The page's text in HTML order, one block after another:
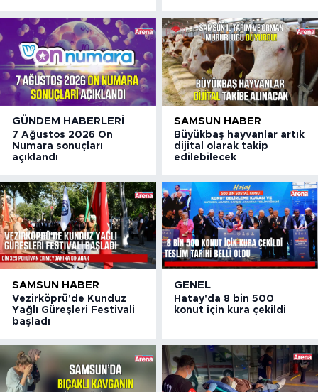
GÜNDEM HABERLERI
7 Ağustos 2026 On
Numara sonuçları
açıklandı
SAMSUN HABER
Büyükbaş hayvanlar artık
dijital olarak takip
edilebilecek
SAMSUN HABER
Vezirköprü'de Kunduz
Yağlı Güreşleri Festivali
başladı
GENEL
Hatay'da 8 bin 500
konut için kura çekildi